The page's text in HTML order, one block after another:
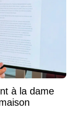
à la dame